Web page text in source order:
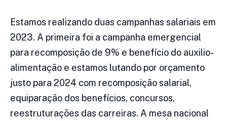
Estamos realizando duas campanhas salariais em
2023. A primeira foi a campanha emergencial
para recomposição de 9% e benefício do auxilio-
alimentação e estamos lutando por orçamento
justo para 2024 com recomposição salarial,
equiparação dos benefícios, concursos,
reestruturações das carreiras. A mesa nacional